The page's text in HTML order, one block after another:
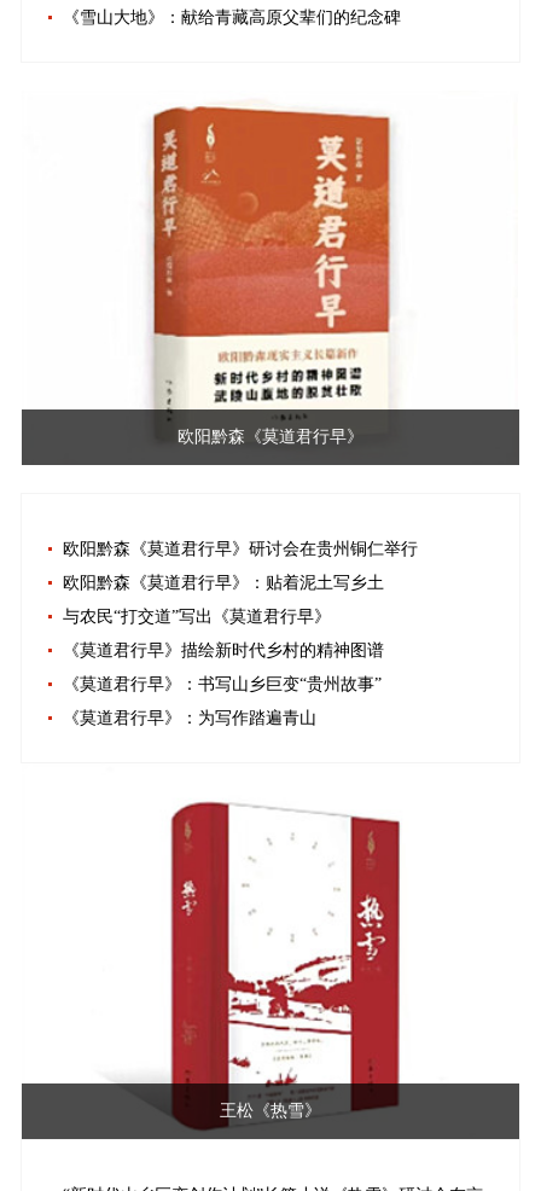
《雪山大地》：献给青藏高原父辈们的纪念碑
欧阳黔森《莫道君行早》
欧阳黔森《莫道君行早》研讨会在贵州铜仁举行
欧阳黔森《莫道君行早》：贴着泥土写乡土
与农民“打交道”写出《莫道君行早》
《莫道君行早》描绘新时代乡村的精神图谱
《莫道君行早》：书写山乡巨变“贵州故事”
《莫道君行早》：为写作踏遍青山
王松《热雪》